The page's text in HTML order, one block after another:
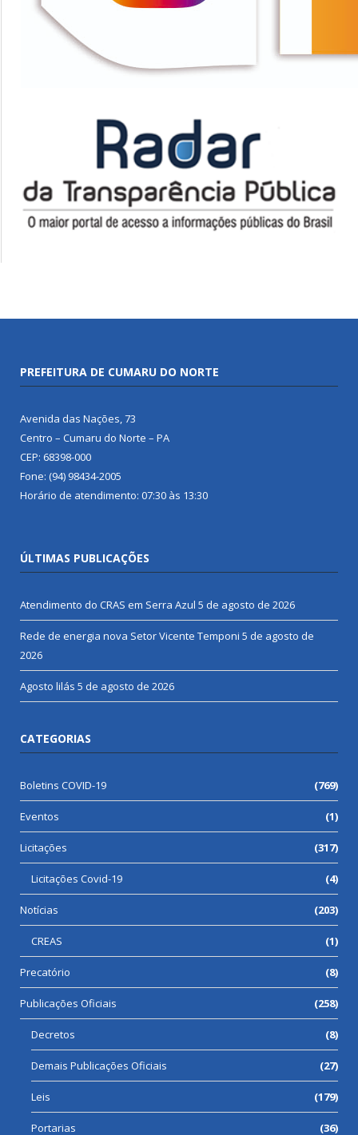
PREFEITURA DE CUMARU DO NORTE
Avenida das Nações, 73
Centro – Cumaru do Norte – PA
CEP: 68398-000
Fone: (94) 98434-2005
Horário de atendimento: 07:30 às 13:30
ÚLTIMAS PUBLICAÇÕES
Atendimento do CRAS em Serra Azul 5 de agosto de 2026
Rede de energia nova Setor Vicente Temponi 5 de agosto de
2026
Agosto lilás 5 de agosto de 2026
CATEGORIAS
Boletins COVID-19 (769)
Eventos (1)
Licitações (317)
Licitações Covid-19 (4)
Notícias (203)
CREAS (1)
Precatório (8)
Publicações Oficiais (258)
Decretos (8)
Demais Publicações Oficiais (27)
Leis (179)
Portarias (36)